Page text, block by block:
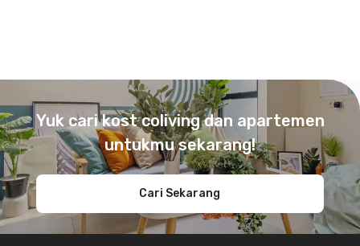
Yuk cari kost coliving dan apartemen
untukmu sekarang!
Cari Sekarang